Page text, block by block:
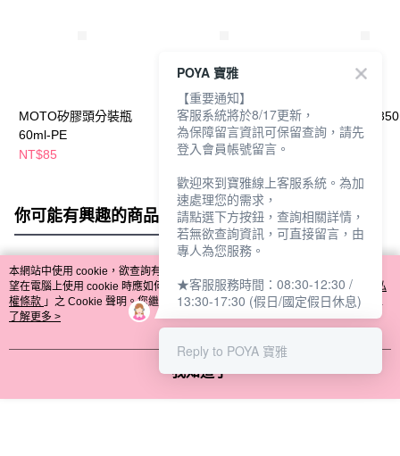
MOTO矽膠頭分裝瓶
60ml-PE
NT$85
MOTO底部填充式香水
分裝瓶8ml
NT$199
MOTO噴槍瓶
你可能有興趣的商品 全站排行
熱門標籤
本網站中使用 cookie，欲查詢有關本網站使用 cookie 方式之詳情，及若您不希
望在電腦上使用 cookie 時應如何變更電腦的 cookie 設定，請參閱本網站「
隱私
權條款 」之 Cookie 聲明。您繼續使用本網站即表示您同意本公司得按本網站使
用條款之 Cookie 聲明使用 cookie。
了解更多 >
我知道了
POYA 寶雅
【重要通知】
客服系統將於8/17更新，
為保障留言資訊可保留查詢，請先
登入會員帳號留言。
歡迎來到寶雅線上客服系統。為加
速處理您的需求，
請點選下方按鈕，查詢相關詳情，
若無欲查詢資訊，可直接留言，由
專人為您服務。
★客服服務時間：08:30-12:30 /
13:30-17:30 (假日/國定假日休息)
Reply to POYA 寶雅